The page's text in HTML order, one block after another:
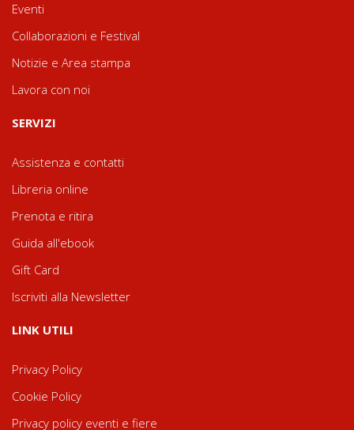
Eventi
Collaborazioni e Festival
Notizie e Area stampa
Lavora con noi
SERVIZI
Assistenza e contatti
Libreria online
Prenota e ritira
Guida all'ebook
Gift Card
Iscriviti alla Newsletter
LINK UTILI
Privacy Policy
Cookie Policy
Privacy policy eventi e fiere